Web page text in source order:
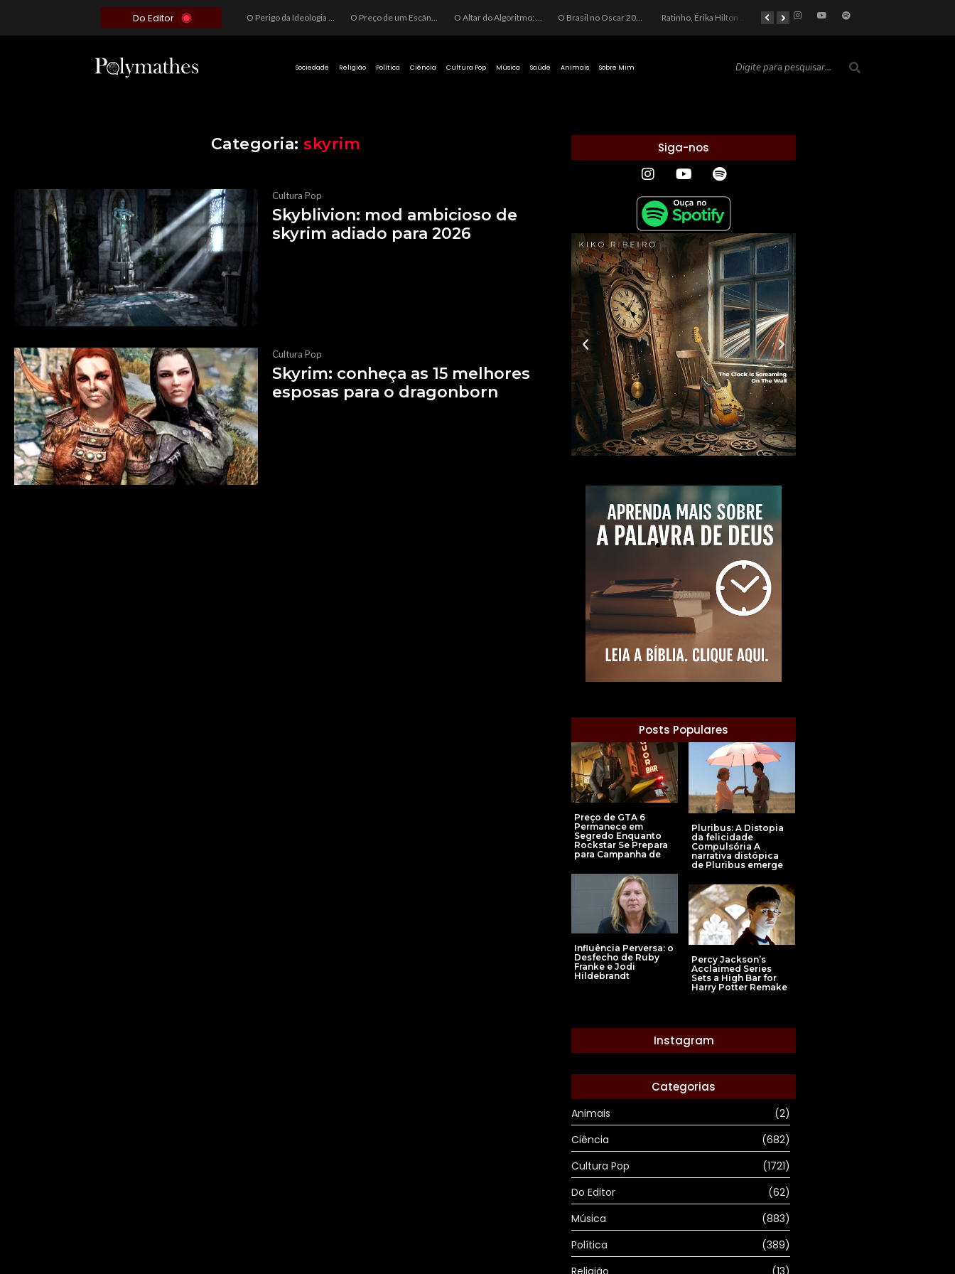
Do Editor O Perigo da Ideologia Desenfreada na Justiça: Quando a Pauta Política Substitui a Pena Criminal O Preço de um Escândalo: A Discrepância Entre o “Filme de Bolsonaro” e a Realidade do Cinema Mundial O Altar do Algoritmo: A Carência Humana e a Fabricação de Heróis no Brasil O Brasil no Oscar 2026: Entre a Cota do Politicamente Correto e a Realidade das Telas Ratinho, Érika Hilton e a Farsa Política: Quem Ganha com o Barulho no País de Bobson? As controvérsias que marcam o cenário político e econômico nacional
Sociedade Religião Política Ciência Cultura Pop Música Saúde Animais Sobre Mim
Categoria:skyrim
Cultura Pop
Skyblivion: mod ambicioso de
skyrim adiado para 2026
Cultura Pop
Skyrim: conheça as 15 melhores
esposas para o dragonborn
Siga-nos
Posts Populares
Preço de GTA 6
Permanece em
Segredo Enquanto
Rockstar Se Prepara
para Campanha de
Pluribus: A Distopia
da felicidade
Compulsória A
narrativa distópica
de Pluribus emerge
Influência Perversa: o
Desfecho de Ruby
Franke e Jodi
Hildebrandt
Percy Jackson’s
Acclaimed Series
Sets a High Bar for
Harry Potter Remake
Instagram
Categorias
Animais
(2)
Ciência
(682)
Cultura Pop
(1721)
Do Editor
(62)
Música
(883)
Política
(389)
Religião
(13)